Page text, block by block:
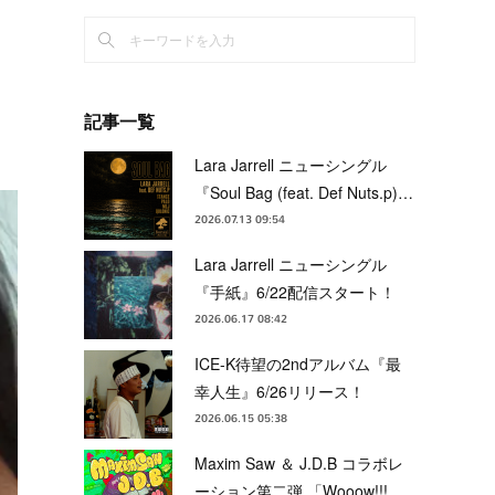
記事一覧
Lara Jarrell ニューシングル
『Soul Bag (feat. Def Nuts.p)…
2026.07.13 09:54
Lara Jarrell ニューシングル
『手紙』6/22配信スタート！
2026.06.17 08:42
ICE-K待望の2ndアルバム『最
幸人生』6/26リリース！
2026.06.15 05:38
Maxim Saw ＆ J.D.B コラボレ
ーション第二弾 「Wooow!!!…